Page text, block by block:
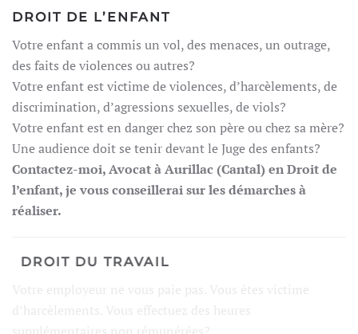
DROIT DE L’ENFANT
Votre enfant a commis un vol, des menaces, un outrage,
des faits de violences ou autres?
Votre enfant est victime de violences, d’harcèlements, de
discrimination, d’agressions sexuelles, de viols?
Votre enfant est en danger chez son père ou chez sa mère?
Une audience doit se tenir devant le Juge des enfants?
Contactez-moi, Avocat à Aurillac (Cantal) en Droit de
l’enfant, je vous conseillerai sur les démarches à
réaliser.
DROIT DU TRAVAIL